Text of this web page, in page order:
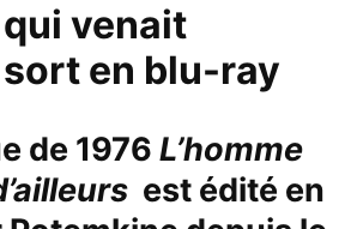
qui venait
sort en blu-ray
de 1976 L’homme
est édité en